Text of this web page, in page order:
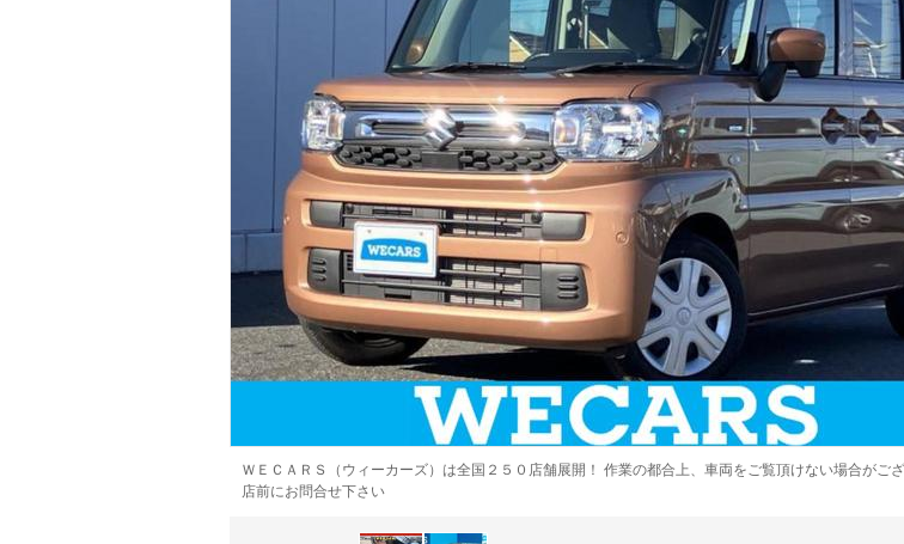
ＷＥＣＡＲＳ（ウィーカーズ）は全国２５０店舗展開！ 作業の都合上、車両をご覧頂けない場合がご
店前にお問合せ下さい